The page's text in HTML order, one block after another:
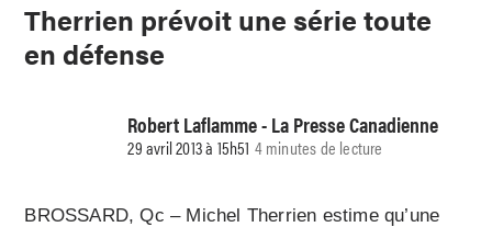
Therrien prévoit une série toute
en défense
Robert Laflamme - La Presse Canadienne
29 avril 2013 à 15h51 4 minutes de lecture
BROSSARD, Qc – Michel Therrien estime qu’une